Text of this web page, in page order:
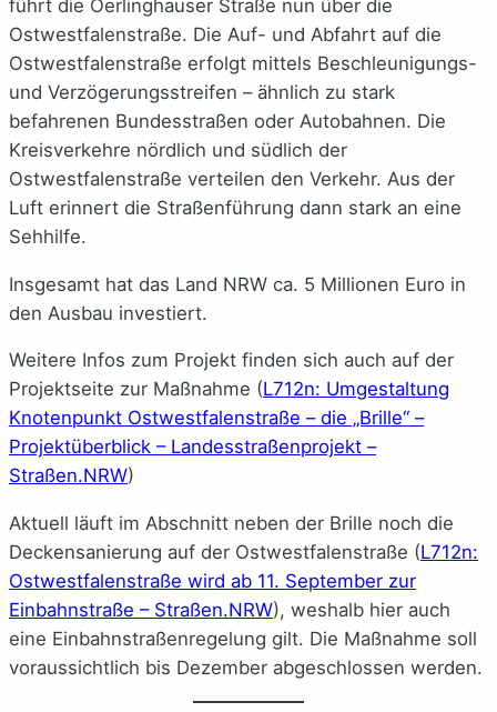
führt die Oerlinghauser Straße nun über die
Ostwestfalenstraße. Die Auf- und Abfahrt auf die
Ostwestfalenstraße erfolgt mittels Beschleunigungs-
und Verzögerungsstreifen – ähnlich zu stark
befahrenen Bundesstraßen oder Autobahnen. Die
Kreisverkehre nördlich und südlich der
Ostwestfalenstraße verteilen den Verkehr. Aus der
Luft erinnert die Straßenführung dann stark an eine
Sehhilfe.
Insgesamt hat das Land NRW ca. 5 Millionen Euro in
den Ausbau investiert.
Weitere Infos zum Projekt finden sich auch auf der
Projektseite zur Maßnahme (L712n: Umgestaltung
Knotenpunkt Ostwestfalenstraße – die „Brille“ –
Projektüberblick – Landesstraßenprojekt –
Straßen.NRW)
Aktuell läuft im Abschnitt neben der Brille noch die
Deckensanierung auf der Ostwestfalenstraße (L712n:
Ostwestfalenstraße wird ab 11. September zur
Einbahnstraße – Straßen.NRW), weshalb hier auch
eine Einbahnstraßenregelung gilt. Die Maßnahme soll
voraussichtlich bis Dezember abgeschlossen werden.